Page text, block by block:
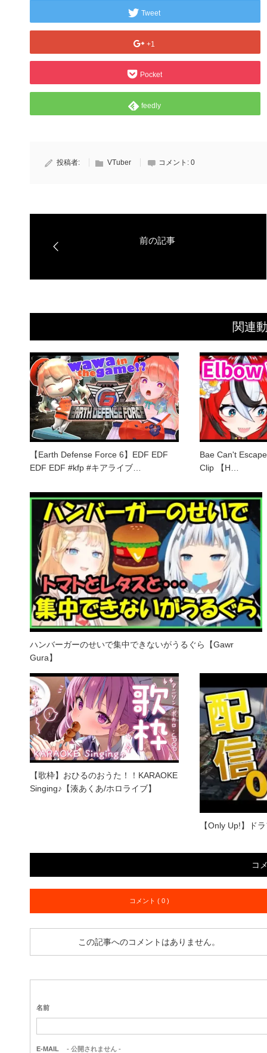
Tweet
+1
Pocket
feedly
投稿者: VTuber コメント: 0
関連
【Earth Defense Force 6】EDF EDF
EDF EDF #kfp #キアライブ…
Bae Can't
Clip 【H…
ハンバーガーのせいで集中できないがうるぐら【Gawr
Gura】
【歌枠】おひるのおうた！！KARAOKE
Singing♪【湊あくあ/ホロライブ】
【Only Up!】ド
コ
コメント ( 0 )
この記事へのコメントはありません。
名前
E-MAIL - 公開されません -